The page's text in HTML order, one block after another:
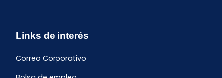
Links de interés
Correo Corporativo